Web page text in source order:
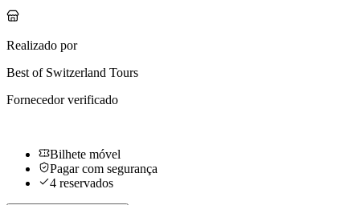
Realizado por
Best of Switzerland Tours
Fornecedor verificado
Bilhete móvel
Pagar com segurança
4 reservados